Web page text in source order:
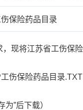
保险药品目录
将江苏省工伤保险
伤保险药品目录.TXT
”后下载）